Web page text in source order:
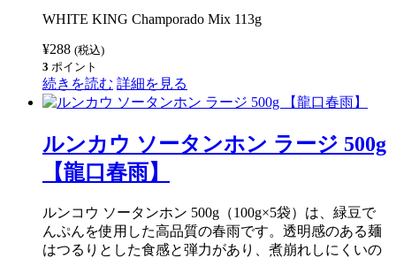
55g
【LUCKY
ME】
個
WHITE KING Champorado Mix 113g
¥288 (税込)
3 ポイント
続きを読む 詳細を見る
ルンカウ ソータンホン ラージ 500g
【龍口春雨】
ルンコウ ソータンホン 500g（100g×5袋）は、緑豆で
んぷんを使用した高品質の春雨です。透明感のある麺
はつるりとした食感と弾力があり、煮崩れしにくいの